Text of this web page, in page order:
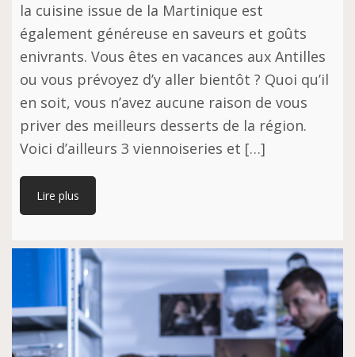
la cuisine issue de la Martinique est
également généreuse en saveurs et goûts
enivrants. Vous êtes en vacances aux Antilles
ou vous prévoyez d’y aller bientôt ? Quoi qu’il
en soit, vous n’avez aucune raison de vous
priver des meilleurs desserts de la région.
Voici d’ailleurs 3 viennoiseries et […]
Lire plus